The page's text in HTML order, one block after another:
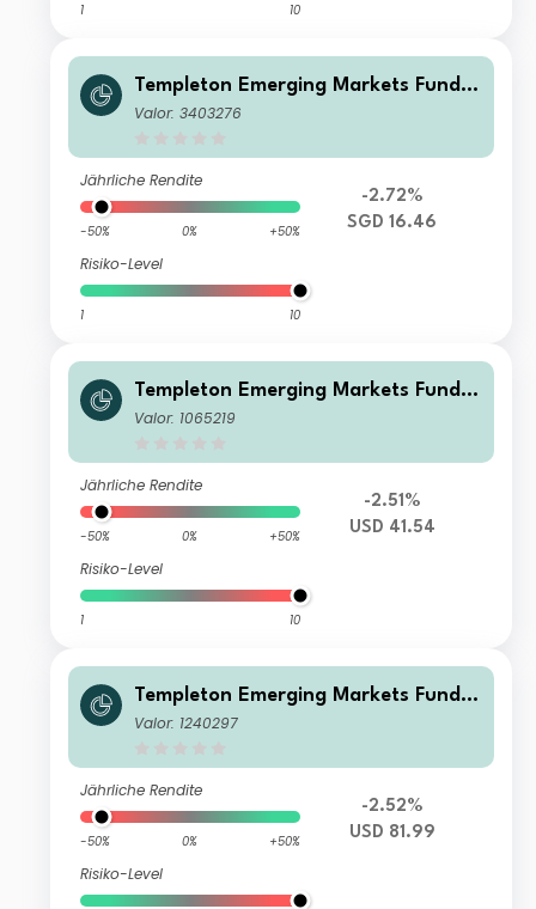
1 10
Templeton Emerging Markets Fund A
(acc)SGD
Valor: 3403276
Jährliche Rendite
-50% 0% +50%
Risiko-Level
1 10
-2.72%
SGD 16.46
Templeton Emerging Markets Fund
N(acc)USD
Valor: 1065219
Jährliche Rendite
-50% 0% +50%
Risiko-Level
1 10
-2.51%
USD 41.54
Templeton Emerging Markets Fund A
(acc)USD
Valor: 1240297
Jährliche Rendite
-50% 0% +50%
Risiko-Level
-2.52%
USD 81.99